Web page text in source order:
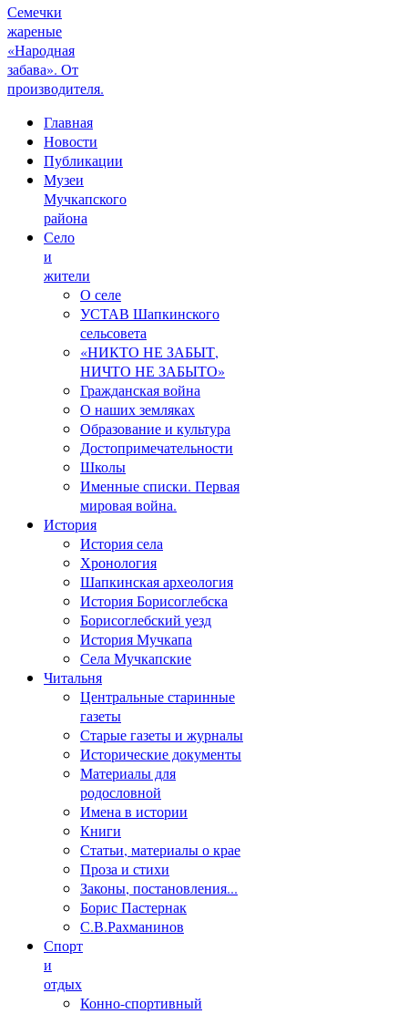
Семечки
жареные
«Народная
забава». От
производителя.
Главная
Новости
Публикации
Музеи
Мучкапского
района
Село
и
жители
О селе
УСТАВ Шапкинского
сельсовета
«НИКТО НЕ ЗАБЫТ,
НИЧТО НЕ ЗАБЫТО»
Гражданская война
О наших земляках
Образование и культура
Достопримечательности
Школы
Именные списки. Первая
мировая война.
История
История села
Хронология
Шапкинская археология
История Борисоглебска
Борисоглебский уезд
История Мучкапа
Села Мучкапские
Читальня
Центральные старинные
газеты
Старые газеты и журналы
Исторические документы
Материалы для
родословной
Имена в истории
Книги
Статьи, материалы о крае
Проза и стихи
Законы, постановления...
Борис Пастернак
С.В.Рахманинов
Спорт
и
отдых
Конно-спортивный